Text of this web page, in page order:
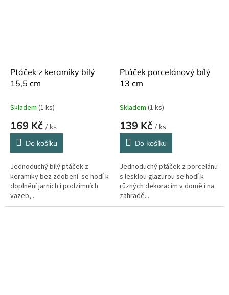
Ptáček z keramiky bílý
15,5 cm
Skladem (1 ks)
169 Kč / ks
Do košíku
Jednoduchý bílý ptáček z
keramiky bez zdobení se hodí k
doplnění jarních i podzimních
vazeb,...
Ptáček porcelánový bílý
13 cm
Skladem (1 ks)
139 Kč / ks
Do košíku
Jednoduchý ptáček z porcelánu
s lesklou glazurou se hodí k
různých dekoracím v domě i na
zahradě....